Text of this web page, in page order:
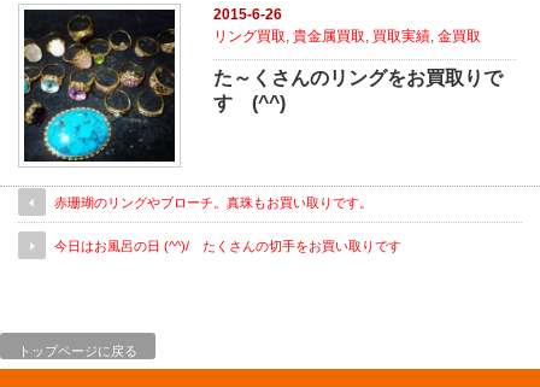
2015-6-26
リング買取,貴金属買取, 買取実績,金買取
た～くさんのリングをお買取りで
す (^^)
赤珊瑚のリングやブローチ。真珠もお買い取りです。
今日はお風呂の日 (^^)/ たくさんの切手をお買い取りです
トップページに戻る